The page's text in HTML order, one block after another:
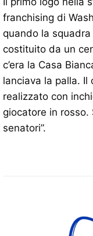
franchising di
quando la
costituito da un
c’era la Casa
lanciava la palla. Il
realizzato con
giocatore in rosso.
senatori”.